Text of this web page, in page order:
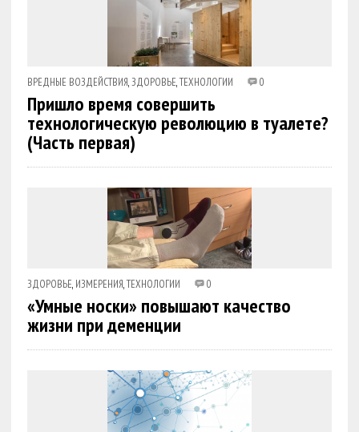
ВРЕДНЫЕ ВОЗДЕЙСТВИЯ,ЗДОРОВЬЕ,ТЕХНОЛОГИИ 0
Пришло время совершить
технологическую революцию в туалете?
(Часть первая)
ЗДОРОВЬЕ, ИЗМЕРЕНИЯ,ТЕХНОЛОГИИ 0
«Умные носки» повышают качество
жизни при деменции